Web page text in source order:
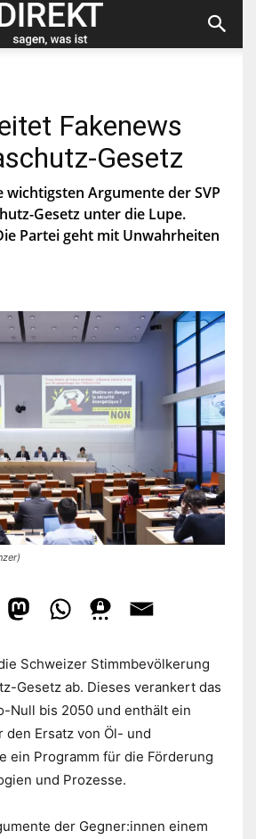
Fakenews
Gesetz
Argumente der SVP
Gesetz unter die Lupe.
Partei geht mit Unwahrheiten
Schweizer Stimmbevölkerung
Gesetz ab. Dieses verankert das
Null bis 2050 und enthält ein
den Ersatz von Öl- und
ein Programm für die Förderung
und Prozesse.
der Gegner:innen einem
neuesten Stand und
«direkt»-Newsletter.
einschreibst, stimmst Du
dem Laufenden halten darf. Mehr